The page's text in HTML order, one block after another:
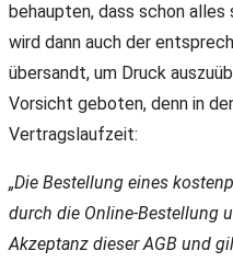
behaupten, dass schon alles
wird dann auch der
übersandt, um Druck
Vorsicht geboten, denn in
Vertragslaufzeit:
„Die Bestellung eines
durch die Online-Bestellung
Akzeptanz dieser AGB und